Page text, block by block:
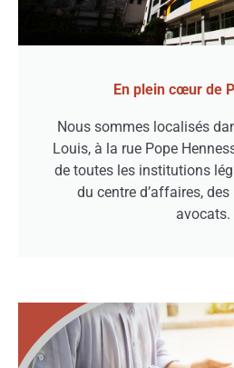
En plein cœur de
Nous sommes localisés
Louis, à la rue Pope
de toutes les institutions
du centre d’affaires,
avocats.